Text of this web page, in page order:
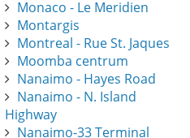
Monaco - Le Meridien
Montargis
Montreal - Rue St. Jaques
Moomba centrum
Nanaimo - Hayes Road
Nanaimo - N. Island
Highway
Nanaimo-33 Terminal